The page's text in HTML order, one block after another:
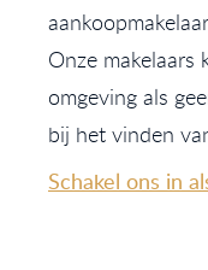
Onze makelaars
omgeving als
bij het vinden
Schakel ons in